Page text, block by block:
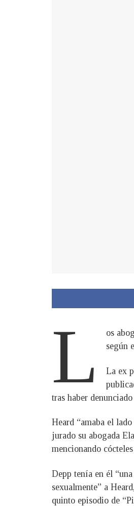
L
os
según
La ex
tras haber
Heard “amaba el
jurado su abogada
mencionando
Depp tenía en él
sexualmente” a
quinto episodio de